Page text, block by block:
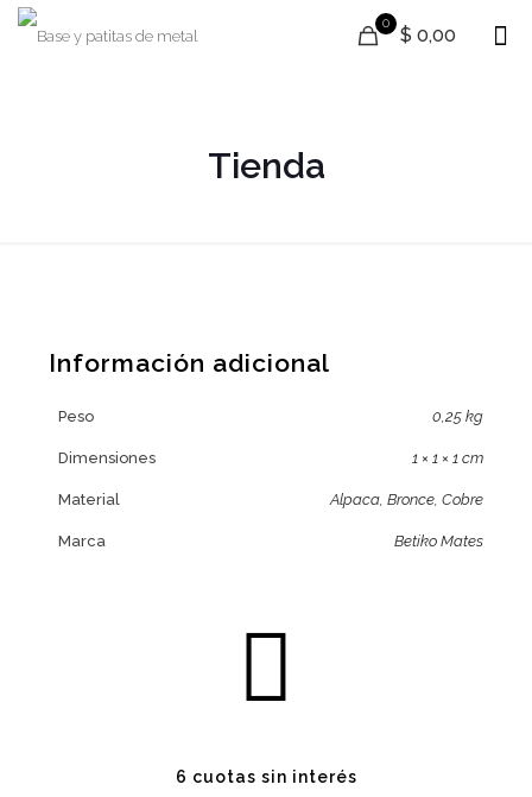
0
$ 0,00
Tienda
Información adicional
Peso 0,25 kg
Dimensiones 1 × 1 × 1 cm
Material Alpaca, Bronce, Cobre
Marca Betiko Mates
6 cuotas sin interés